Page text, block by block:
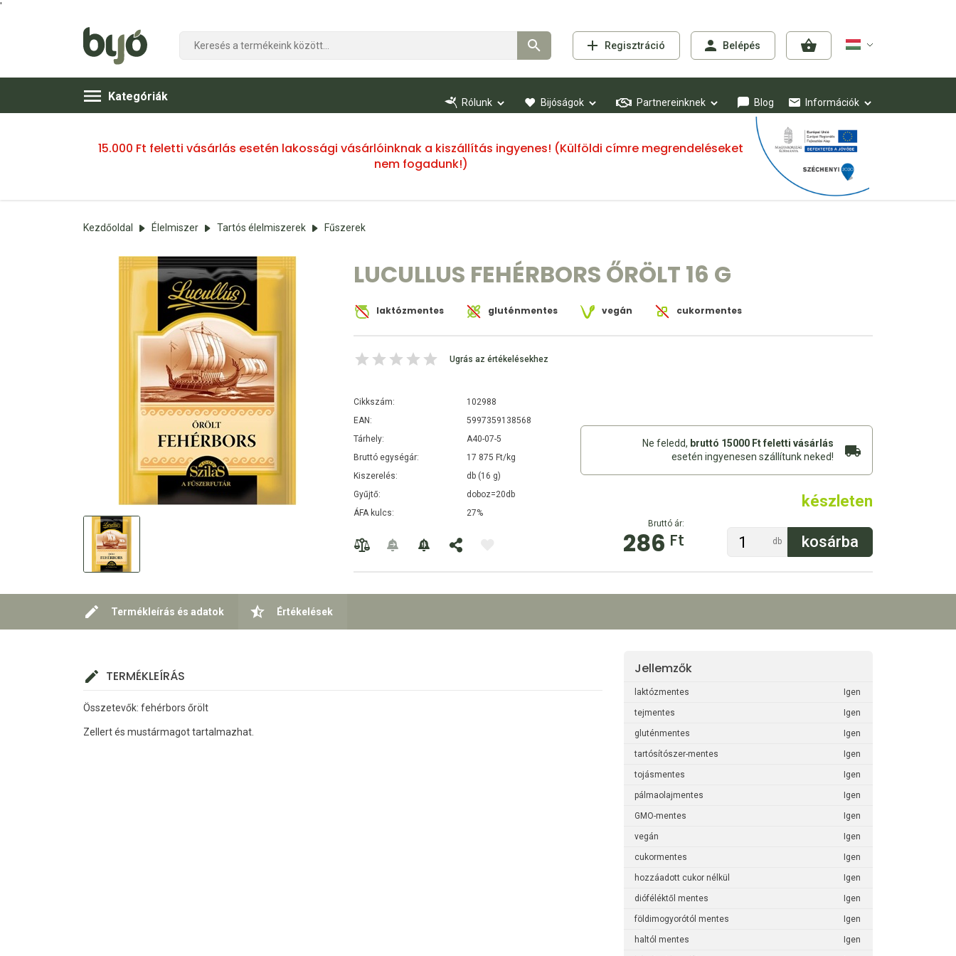
'
Regisztráció Belépés
Kategóriák Rólunk Bijóságok Partnereinknek Blog Információk
15.000 Ft feletti vásárlás esetén lakossági vásárlóinknak a kiszállítás ingyenes! (Külföldi címre megrendeléseket
nem fogadunk!)
Kezdőoldal Élelmiszer Tartós élelmiszerek Fűszerek
LUCULLUS FEHÉRBORS ŐRÖLT 16 G
laktózmentes gluténmentes vegán cukormentes
Ugrás az értékelésekhez
Cikkszám:
102988
EAN:
5997359138568
Tárhely:
A40-07-5
Bruttó egységár:
17 875 Ft/kg
Kiszerelés:
db (16 g)
Gyűjtő:
doboz=20db
ÁFA kulcs:
27%
Ne feledd, bruttó 15000 Ft feletti vásárlás
esetén ingyenesen szállítunk neked!
Bruttó ár:
286 Ft
készleten
db
Termékleírás és adatok Értékelések
TERMÉKLEÍRÁS
Összetevők: fehérbors őrölt
Zellert és mustármagot tartalmazhat.
Jellemzők
laktózmentes Igen
tejmentes Igen
gluténmentes Igen
tartósítószer-mentes Igen
tojásmentes Igen
pálmaolajmentes Igen
GMO-mentes Igen
vegán Igen
cukormentes Igen
hozzáadott cukor nélkül Igen
dióféléktől mentes Igen
földimogyorótól mentes Igen
haltól mentes Igen